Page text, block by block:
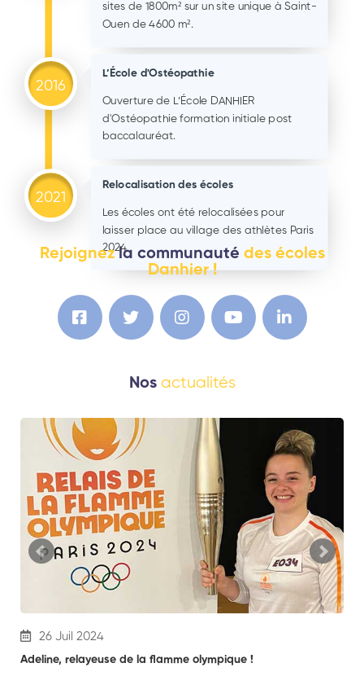
sites de 1800m² sur un site unique à Saint-
Ouen de 4600 m².
2016
L’École d'Ostéopathie
Ouverture de L’École DANHIER
d'Ostéopathie formation initiale post
baccalauréat.
2021
Relocalisation des écoles
Les écoles ont été relocalisées pour
laisser place au village des athlètes Paris
2024
Rejoignezla communauté des écoles
Danhier !
Nos actualités
26 Juil 2024
Adeline, relayeuse de la flamme olympique !